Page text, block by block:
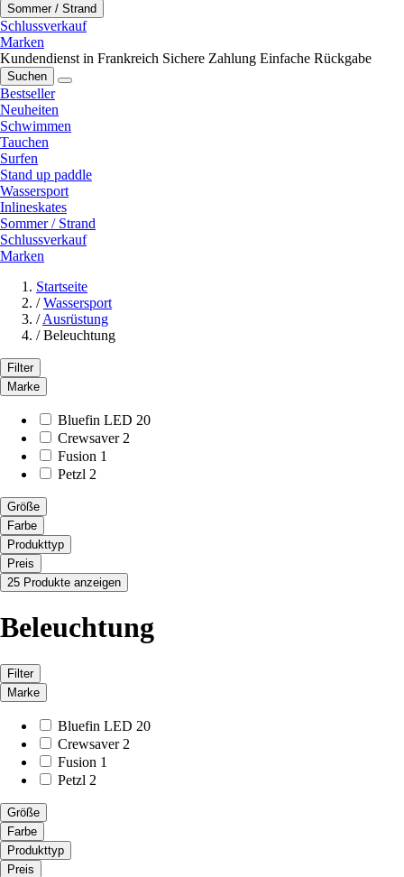
Sommer / Strand
Schlussverkauf
Marken
Kundendienst in Frankreich Sichere Zahlung Einfache Rückgabe
Suchen
Bestseller
Neuheiten
Schwimmen
Tauchen
Surfen
Stand up paddle
Wassersport
Inlineskates
Sommer / Strand
Schlussverkauf
Marken
Startseite
/ Wassersport
/ Ausrüstung
/ Beleuchtung
Filter
Marke
Bluefin LED 20
Crewsaver 2
Fusion 1
Petzl 2
Größe
Farbe
Produkttyp
Preis
25 Produkte anzeigen
Beleuchtung
Filter
Marke
Bluefin LED 20
Crewsaver 2
Fusion 1
Petzl 2
Größe
Farbe
Produkttyp
Preis